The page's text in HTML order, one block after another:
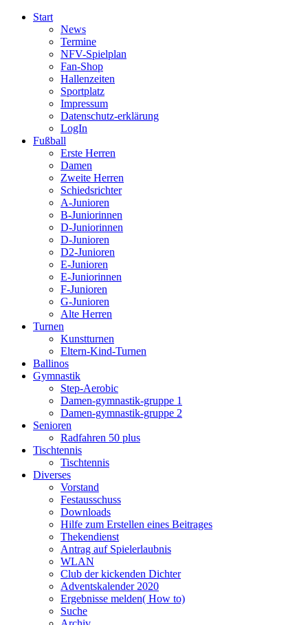
Start
News
Termine
NFV-Spielplan
Fan-Shop
Hallenzeiten
Sportplatz
Impressum
Datenschutz-erklärung
LogIn
Fußball
Erste Herren
Damen
Zweite Herren
Schiedsrichter
A-Junioren
B-Juniorinnen
D-Juniorinnen
D-Junioren
D2-Junioren
E-Junioren
E-Juniorinnen
F-Junioren
G-Junioren
Alte Herren
Turnen
Kunstturnen
Eltern-Kind-Turnen
Ballinos
Gymnastik
Step-Aerobic
Damen-gymnastik-gruppe 1
Damen-gymnastik-gruppe 2
Senioren
Radfahren 50 plus
Tischtennis
Tischtennis
Diverses
Vorstand
Festausschuss
Downloads
Hilfe zum Erstellen eines Beitrages
Thekendienst
Antrag auf Spielerlaubnis
WLAN
Club der kickenden Dichter
Adventskalender 2020
Ergebnisse melden( How to)
Suche